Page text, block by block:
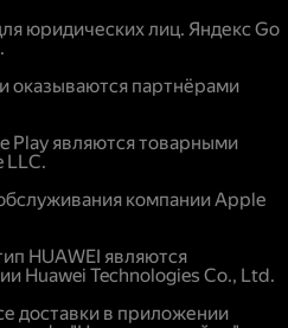
юридических лиц. Яндекс Go
оказываются партнёрами
Play являются товарными
LLC.
компании Apple
HUAWEI являются
Huawei Technologies Co., Ltd.
доставки в приложении